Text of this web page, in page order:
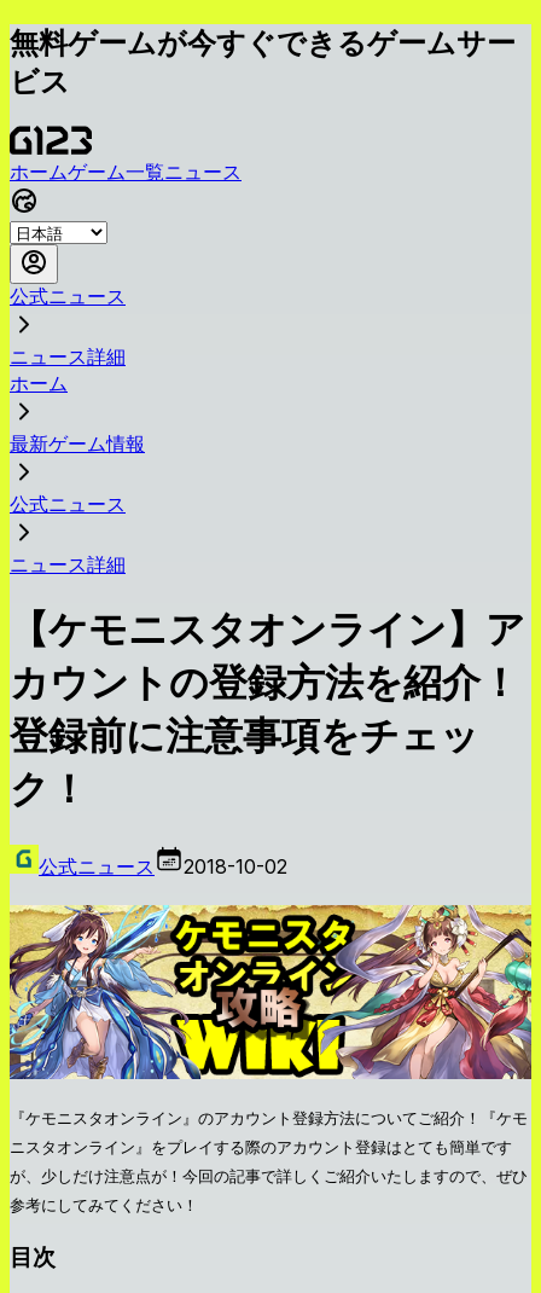
無料ゲームが今すぐできるゲームサー
ビス
ホームゲーム一覧ニュース
公式ニュース
ニュース詳細
ホーム
最新ゲーム情報
公式ニュース
ニュース詳細
【ケモニスタオンライン】ア
カウントの登録方法を紹介！
登録前に注意事項をチェッ
ク！
公式ニュース 2018-10-02
『ケモニスタオンライン』のアカウント登録方法についてご紹介！『ケモ
ニスタオンライン』をプレイする際のアカウント登録はとても簡単です
が、少しだけ注意点が！今回の記事で詳しくご紹介いたしますので、ぜひ
参考にしてみてください！
目次